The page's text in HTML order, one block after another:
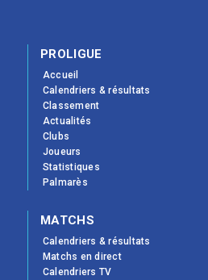
PROLIGUE
Accueil
Calendriers & résultats
Classement
Actualités
Clubs
Joueurs
Statistiques
Palmarès
MATCHS
Calendriers & résultats
Matchs en direct
Calendriers TV